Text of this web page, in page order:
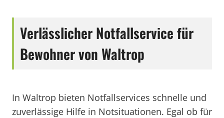
Verlässlicher Notfallservice für
Bewohner von Waltrop
In Waltrop bieten Notfallservices schnelle und
zuverlässige Hilfe in Notsituationen. Egal ob für